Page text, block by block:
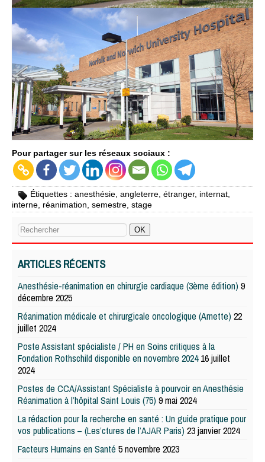
Pour partager sur les réseaux sociaux :
Étiquettes : anesthésie, angleterre, étranger, internat,
interne réanimation semestre stage
ARTICLES RÉCENTS
Anesthésie-réanimation en chirurgie cardiaque (3ème édition) 9
décembre 2025
Réanimation médicale et chirurgicale oncologique (Arnette) 22
juillet 2024
Poste Assistant spécialiste / PH en Soins critiques à la
Fondation Rothschild disponible en novembre 2024 16 juillet
2024
Postes de CCA/Assistant Spécialiste à pourvoir en Anesthésie
Réanimation à l’hôpital Saint Louis (75) 9 mai 2024
La rédaction pour la recherche en santé : Un guide pratique pour
vos publications – (Les’ctures de l’AJAR Paris) 23 janvier 2024
Facteurs Humains en Santé 5 novembre 2023